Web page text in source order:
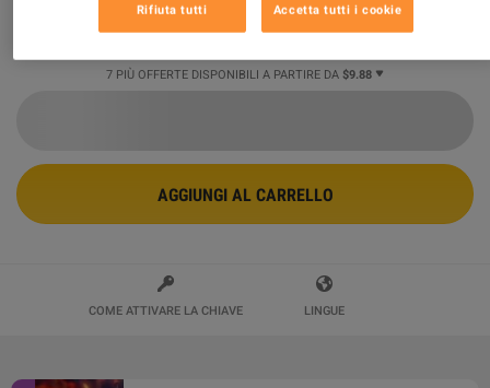
$11.99
7 PIÙ OFFERTE DISPONIBILI A PARTIRE DA $9.88
AGGIUNGI AL CARRELLO
COME ATTIVARE LA CHIAVE LINGUE
Rifiuta tutti Accetta tutti i cookie